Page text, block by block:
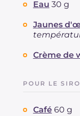
Eau 30 g
Jaunes
Crème de
POUR LE
Café 60 g